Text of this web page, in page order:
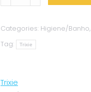
+
Pequeno
p/
Categories: Higiene/Banho,
Tag:
Trixie
Trixie